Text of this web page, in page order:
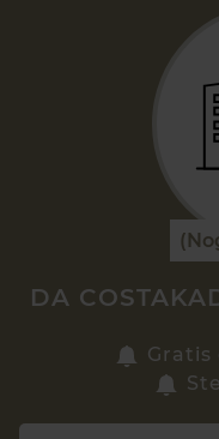
Zoek een woning
DA
Gratis